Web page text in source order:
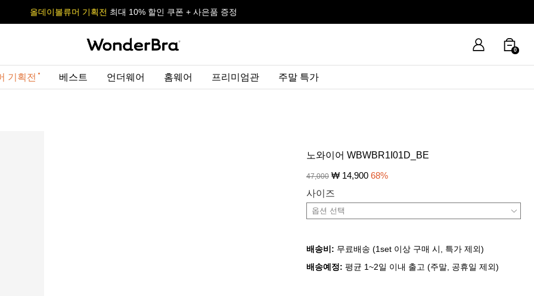
사이즈 무료 교환 서비스
올데이볼류머 기획전 최대 10% 할인 쿠폰 + 사은품 증정
사이즈 무료 교환 서비스
올데이볼류머 기획전 최대 10% 할인 쿠폰 + 사은품 증정
0
기획전 베스트 언더웨어 홈웨어 프리미엄관 주말 특가
노와이어 WBWBR1I01D_BE
47,000 ₩ 14,900 68%
사이즈
배송비: 무료배송 (1set 이상 구매 시, 특가 제외)
배송예정: 평균 1~2일 이내 출고 (주말, 공휴일 제외)